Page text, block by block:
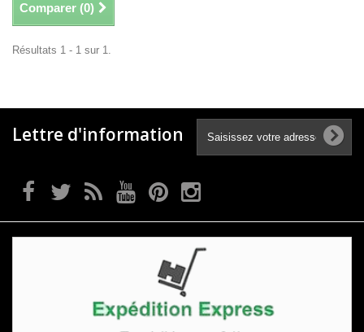
Comparer (0)
Résultats 1 - 1 sur 1.
Lettre d'information